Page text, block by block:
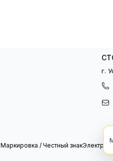
г.
Маркировка / Честный знак